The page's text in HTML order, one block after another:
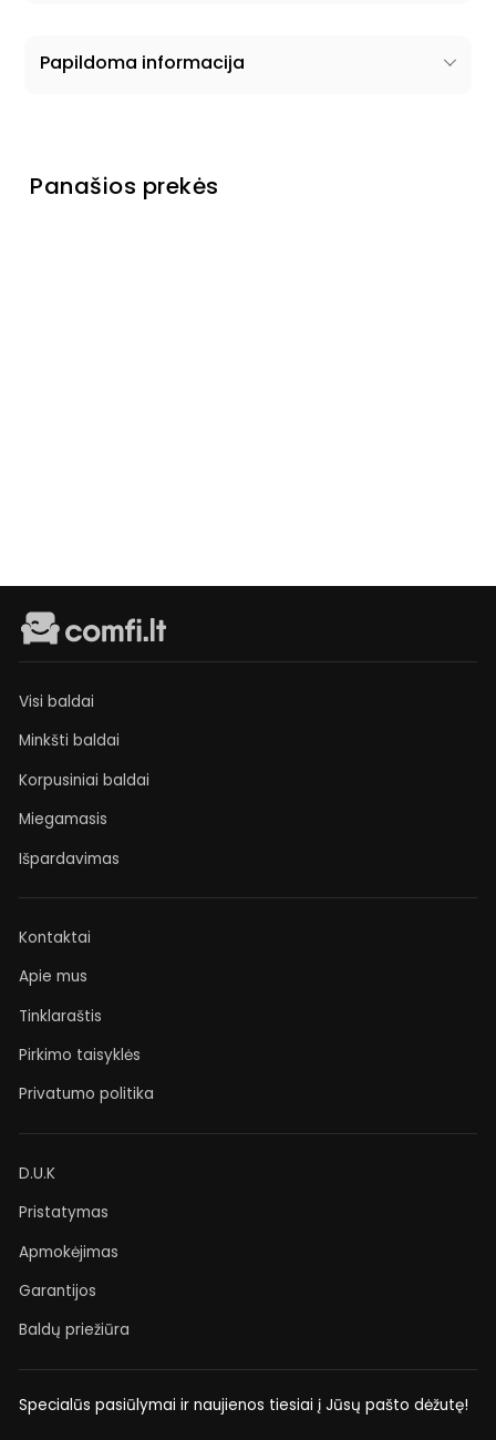
Papildoma informacija
Panašios prekės
Visi baldai
Minkšti baldai
Korpusiniai baldai
Miegamasis
Išpardavimas
Kontaktai
Apie mus
Tinklaraštis
Pirkimo taisyklės
Privatumo politika
D.U.K
Pristatymas
Apmokėjimas
Garantijos
Baldų priežiūra
Specialūs pasiūlymai ir naujienos tiesiai į Jūsų pašto dėžutę!